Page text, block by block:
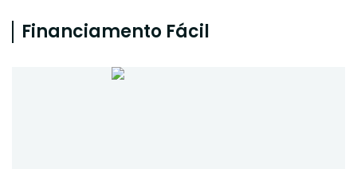
Financiamento Fácil